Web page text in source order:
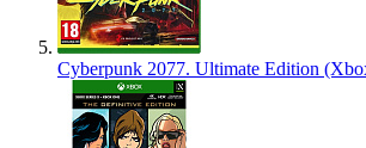
Cyberpunk 2077. Ultimate Edition